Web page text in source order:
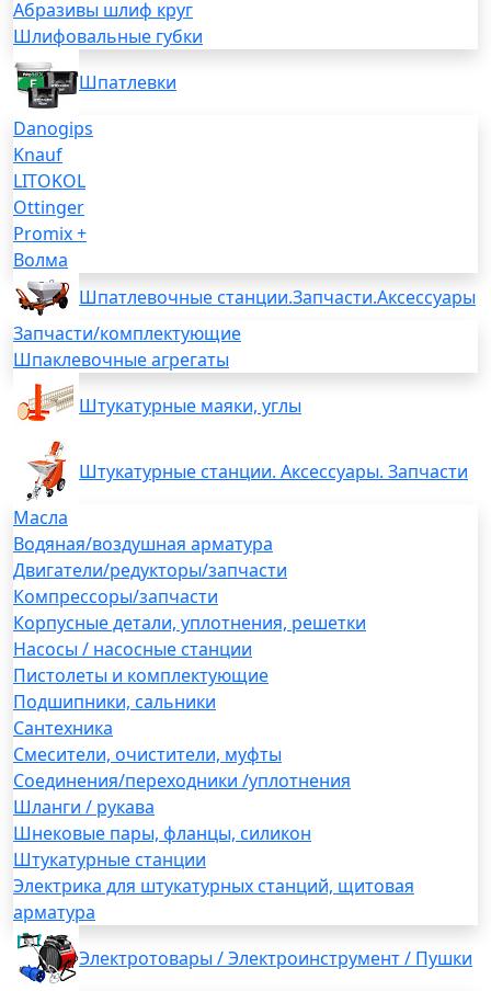
Абразивы шлиф круг
Шлифовальные губки
Шпатлевки
Danogips
Knauf
LITOKOL
Ottinger
Promix +
Волма
Шпатлевочные станции.Запчасти.Аксессуары
Запчасти/комплектующие
Шпаклевочные агрегаты
Штукатурные маяки, углы
Штукатурные станции. Аксессуары. Запчасти
Масла
Водяная/воздушная арматура
Двигатели/редукторы/запчасти
Компрессоры/запчасти
Корпусные детали, уплотнения, решетки
Насосы / насосные станции
Пистолеты и комплектующие
Подшипники, сальники
Сантехника
Смесители, очистители, муфты
Соединения/переходники /уплотнения
Шланги / рукава
Шнековые пары, фланцы, силикон
Штукатурные станции
Электрика для штукатурных станций, щитовая
арматура
Электротовары / Электроинструмент / Пушки